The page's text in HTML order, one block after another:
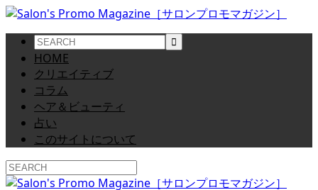
HOME
クリエイティブ
コラム
ヘア＆ビューティ
占い
このサイトについて